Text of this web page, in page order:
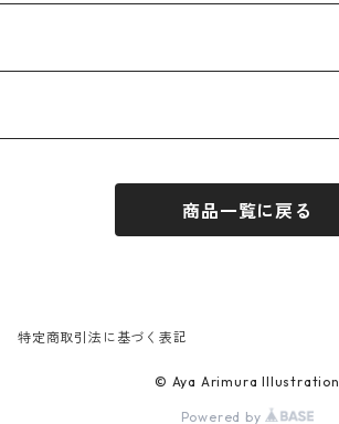
商品一覧に戻る
特定商取引法に基づく表記
© Aya Arimura Illustration
Powered by